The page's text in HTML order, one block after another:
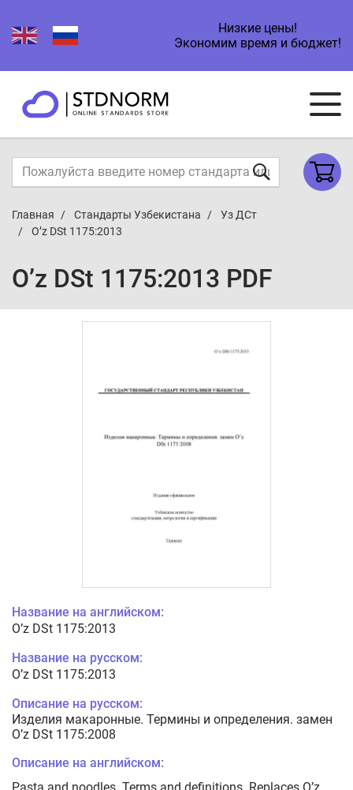
Низкие цены!
Экономим время и бюджет!
Главная Стандарты Узбекистана
Уз ДСт
O’z DSt 1175:2013
O’z DSt 1175:2013 PDF
Название на английском:
O’z DSt 1175:2013
Название на русском:
O’z DSt 1175:2013
Описание на русском:
Изделия макаронные. Термины и определения. замен
O’z DSt 1175:2008
Описание на английском: